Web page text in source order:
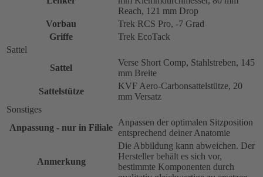
Reach, 121 mm Drop
Vorbau
Trek RCS Pro, -7 Grad
Griffe
Trek EcoTack
Sattel
Sattel
Verse Short Comp, Stahlstreben, 145
mm Breite
Sattelstütze
KVF Aero-Carbonsattelstütze, 20
mm Versatz
Sonstiges
Anpassung - nur in Filiale
Anpassen der optimalen Sitzposition
entsprechend deiner Anatomie
Anmerkung
Die Abbildung kann abweichen. Der
Hersteller behält es sich vor,
bestimmte Komponenten durch